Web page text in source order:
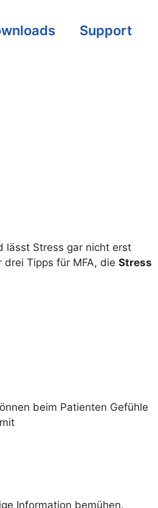
Support
lässt Stress gar nicht erst
Tipps für MFA, die Stress
beim Patienten Gefühle
Information bemühen.